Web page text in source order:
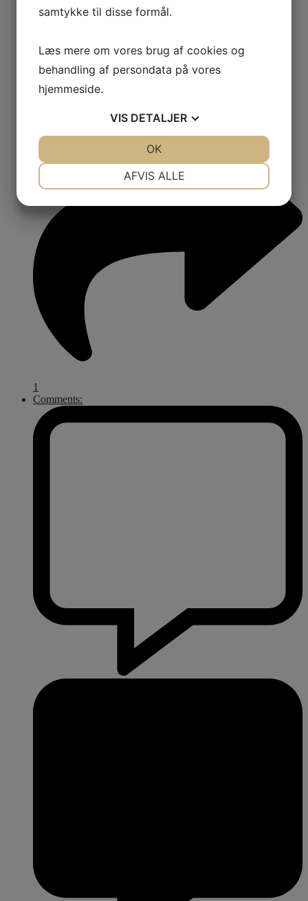
1
Comments:
samtykke til disse formål.
Læs mere om vores brug af cookies og
behandling af persondata på vores
hjemmeside.
VIS DETALJER
AFVIS ALLE
OK